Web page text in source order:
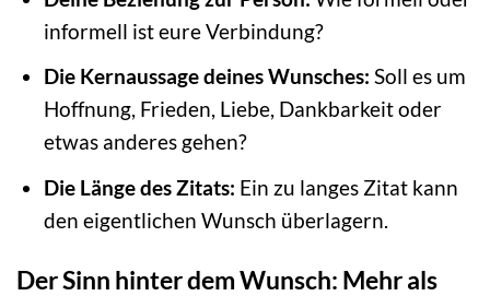
informell ist eure Verbindung?
Die Kernaussage deines Wunsches: Soll es um
Hoffnung, Frieden, Liebe, Dankbarkeit oder
etwas anderes gehen?
Die Länge des Zitats: Ein zu langes Zitat kann
den eigentlichen Wunsch überlagern.
Der Sinn hinter dem Wunsch: Mehr als